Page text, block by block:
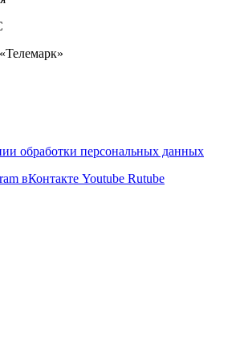
обработки персональных данных
вКонтакте Youtube Rutube